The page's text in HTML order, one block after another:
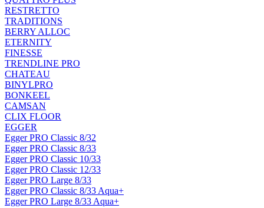
RESTRETTO
TRADITIONS
BERRY ALLOC
ETERNITY
FINESSE
TRENDLINE PRO
CHATEAU
BINYLPRO
BONKEEL
CAMSAN
CLIX FLOOR
EGGER
Egger PRO Classic 8/32
Egger PRO Classic 8/33
Egger PRO Classic 10/33
Egger PRO Classic 12/33
Egger PRO Large 8/33
Egger PRO Classic 8/33 Aqua+
Egger PRO Large 8/33 Aqua+